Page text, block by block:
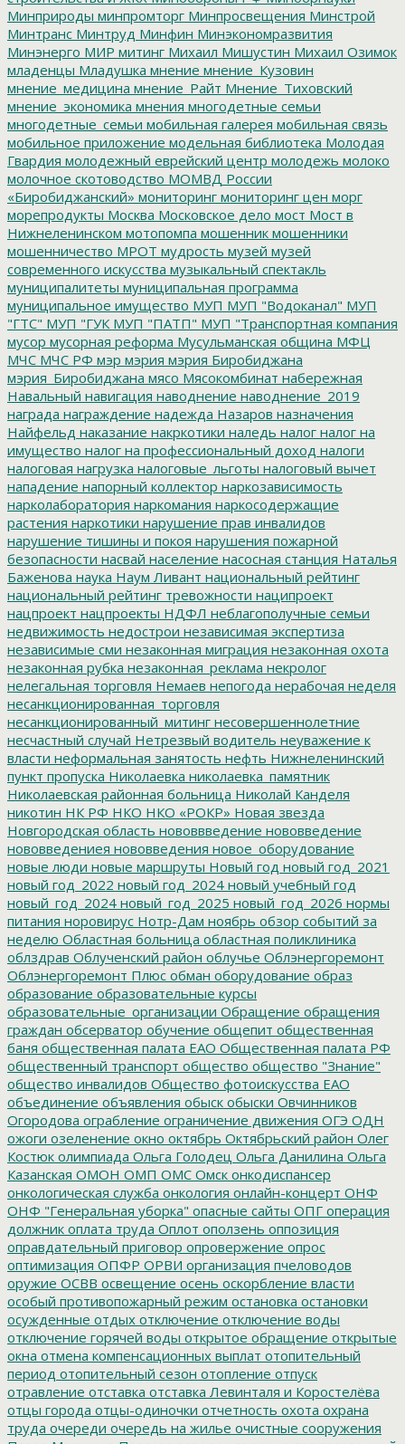
Минприроды минпромторг Минпросвещения Минстрой
Минтранс Минтруд Минфин Минэкономразвития
Минэнерго МИР митинг Михаил Мишустин Михаил Озимок
младенцы Младушка мнение мнение_Кузовин
мнение_медицина мнение_Райт Мнение_Тиховский
мнение_экономика мнения многодетные семьи
многодетные_семьи мобильная галерея мобильная связь
мобильное приложение модельная библиотека Молодая
Гвардия молодежный еврейский центр молодежь молоко
молочное скотоводство МОМВД России
«Биробиджанский» мониторинг мониторинг цен морг
морепродукты Москва Московское дело мост Мост в
Нижнеленинском мотопомпа мошенник мошенники
мошенничество МРОТ мудрость музей музей
современного искусства музыкальный спектакль
муниципалитеты муниципальная программа
муниципальное имущество МУП МУП "Водоканал" МУП
"ГТС" МУП "ГУК МУП "ПАТП" МУП "Транспортная компания
мусор мусорная реформа Мусульманская община МФЦ
МЧС МЧС РФ мэр мэрия мэрия Биробиджана
мэрия_Биробиджана мясо Мясокомбинат набережная
Навальный навигация наводнение наводнение_2019
награда награждение надежда Назаров назначения
Найфельд наказание накркотики наледь налог налог на
имущество налог на профессиональный доход налоги
налоговая нагрузка налоговые_льготы налоговый вычет
нападение напорный коллектор наркозависимость
нарколаборатория наркомания наркосодержащие
растения наркотики нарушение прав инвалидов
нарушение тишины и покоя нарушения пожарной
безопасности насвай население насосная станция Наталья
Баженова наука Наум Ливант национальный рейтинг
национальный рейтинг тревожности наципроект
нацпроект нацпроекты НДФЛ неблагополучные семьи
недвижимость недострои независимая экспертиза
независимые сми незаконная миграция незаконная охота
незаконная рубка незаконная_реклама некролог
нелегальная торговля Немаев непогода нерабочая неделя
несанкционированная_торговля
несанкционированный_митинг несовершеннолетние
несчастный случай Нетрезвый водитель неуважение к
власти неформальная занятость нефть Нижнеленинский
пункт пропуска Николаевка николаевка_памятник
Николаевская районная больница Николай Канделя
никотин НК РФ НКО НКО «РОКР» Новая звезда
Новгородская область нововвведение нововведение
нововведениея нововведения новое_оборудование
новые люди новые маршруты Новый год новый год_2021
новый год_2022 новый год_2024 новый учебный год
новый_год_2024 новый_год_2025 новый_год_2026 нормы
питания норовирус Нотр-Дам ноябрь обзор событий за
неделю Областная больница областная поликлиника
облздрав Облученский район облучье Облэнергоремонт
Облэнергоремонт Плюс обман оборудование образ
образование образовательные курсы
образовательные_организации Обращение обращения
граждан обсерватор обучение общепит общественная
баня общественная палата ЕАО Общественная палата РФ
общественный транспорт общество общество "Знание"
общество инвалидов Общество фотоискусства ЕАО
объединение объявления обыск обыски Овчинников
Огородова ограбление ограничение движения ОГЭ ОДН
ожоги озеленение окно октябрь Октябрьский район Олег
Костюк олимпиада Ольга Голодец Ольга Данилина Ольга
Казанская ОМОН ОМП ОМС Омск онкодиспансер
онкологическая служба онкология онлайн-концерт ОНФ
ОНФ "Генеральная уборка" опасные сайты ОПГ операция
должник оплата труда Оплот оползень оппозиция
оправдательный приговор опровержение опрос
оптимизация ОПФР ОРВИ организация пчеловодов
оружие ОСВВ освещение осень оскорбление власти
особый противопожарный режим остановка остановки
осужденные отдых отключение отключение воды
отключение горячей воды открытое обращение открытые
окна отмена компенсационных выплат отопительный
период отопительный сезон отопление отпуск
отравление отставка отставка Левинталя и Коростелёва
отцы города отцы-одиночки отчетность охота охрана
труда очереди очередь на жилье очистные сооружения